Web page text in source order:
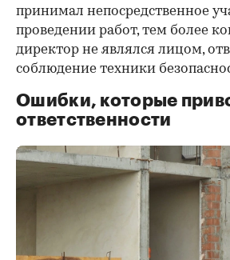
принимал непосредственное
проведении работ, тем более
директор не являлся лицом,
соблюдение техники
Ошибки, которые
ответственности